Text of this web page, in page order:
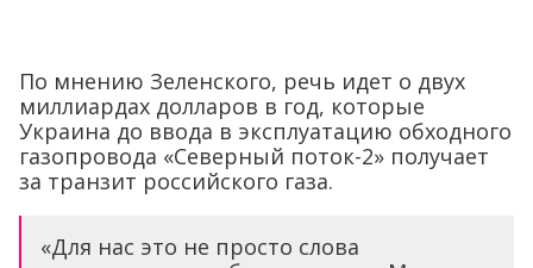
По мнению Зеленского, речь идет о двух
миллиардах долларов в год, которые
Украина до ввода в эксплуатацию обходного
газопровода «Северный поток-2» получает
за транзит российского газа.
«Для нас это не просто слова